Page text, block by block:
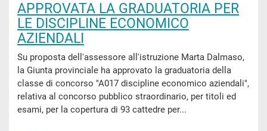
APPROVATA LA GRADUATORIA PER
LE DISCIPLINE ECONOMICO
AZIENDALI
Su proposta dell'assessore all'istruzione Marta Dalmaso,
la Giunta provinciale ha approvato la graduatoria della
classe di concorso "A017 discipline economico aziendali",
relativa al concorso pubblico straordinario, per titoli ed
esami, per la copertura di 93 cattedre per...